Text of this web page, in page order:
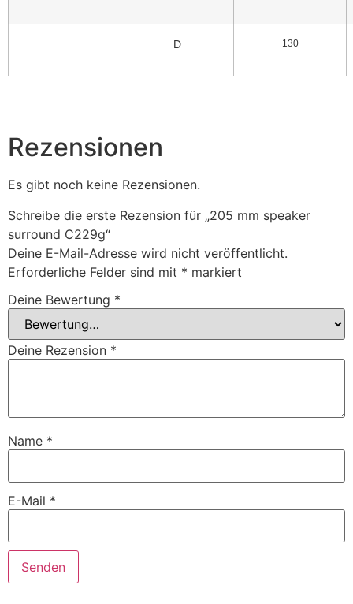
D 130
Rezensionen
Es gibt noch keine Rezensionen.
Schreibe die erste Rezension für „205 mm speaker
surround C229g“
Deine E-Mail-Adresse wird nicht veröffentlicht.
Erforderliche Felder sind mit * markiert
Deine Bewertung *
Deine Rezension *
Name *
E-Mail *